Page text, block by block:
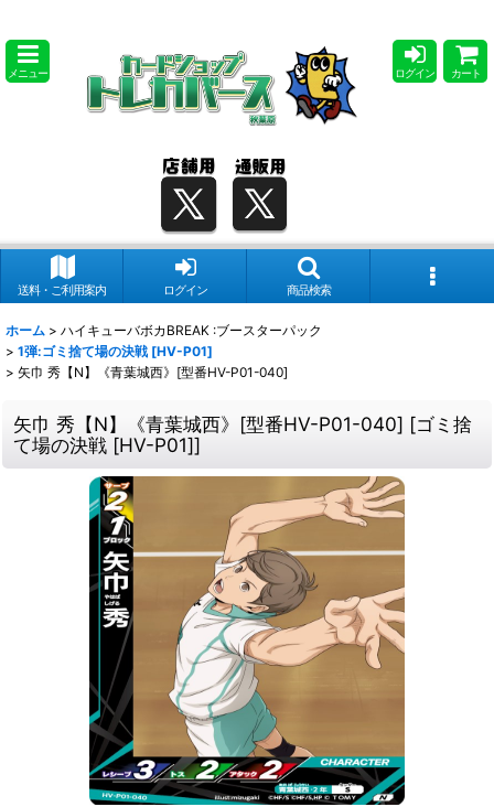
メニュー ログイン カート
送料・ご利用案内 ログイン 商品検索
ホーム > ハイキューバボカBREAK :ブースターパック
> 1弾:ゴミ捨て場の決戦 [HV-P01]
> 矢巾 秀【N】《青葉城西》[型番HV-P01-040]
矢巾 秀【N】《青葉城西》[型番HV-P01-040] [ゴミ捨
て場の決戦 [HV-P01]]